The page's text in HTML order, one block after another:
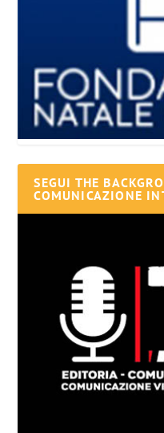
SEGUI THE
COMUNICAZIONE